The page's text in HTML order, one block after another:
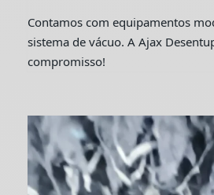
Contamos com equipamentos
sistema de vácuo. A Ajax
compromisso!